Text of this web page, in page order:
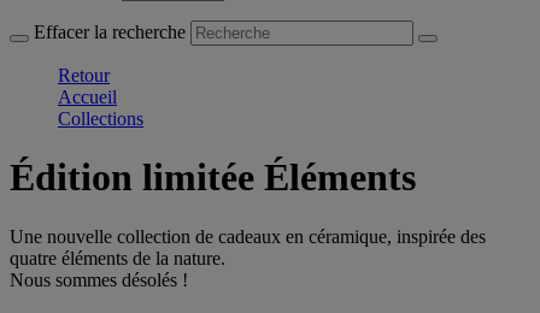
Effacer la recherche
Retour
Accueil
Collections
Édition limitée Éléments
Une nouvelle collection de cadeaux en céramique, inspirée des
quatre éléments de la nature.
Nous sommes désolés !